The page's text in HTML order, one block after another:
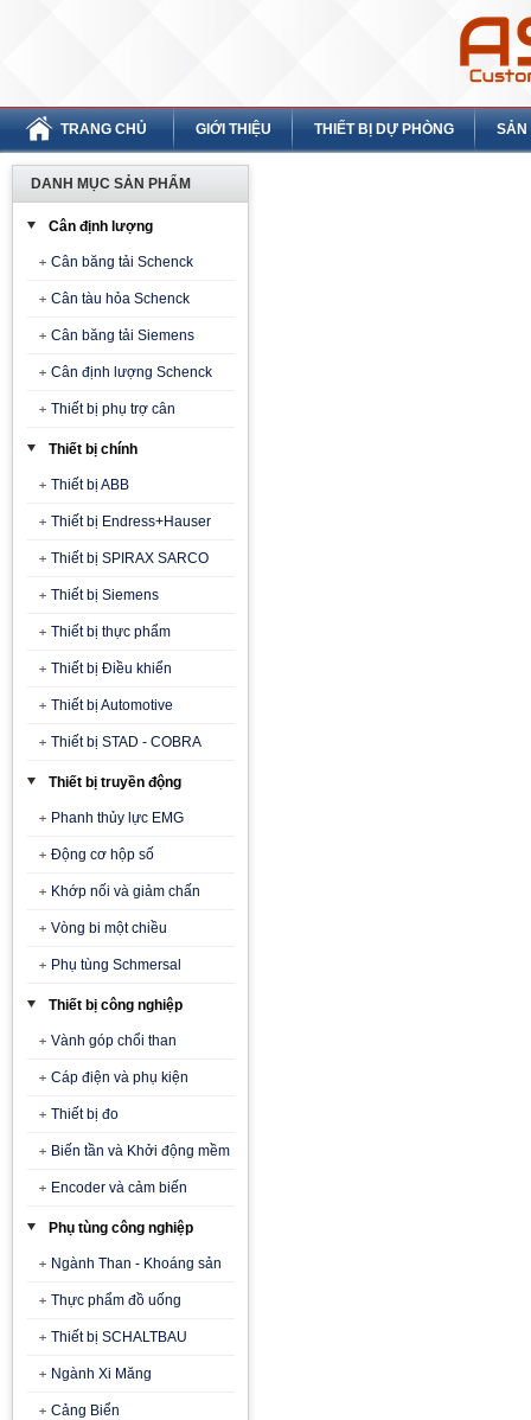
TRANG CHỦ GIỚI THIỆU THIẾT BỊ DỰ PHÒNG SẢN
DANH MỤC SẢN PHẨM
Cân định lượng
Cân băng tải Schenck
Cân tàu hỏa Schenck
Cân băng tải Siemens
Cân định lượng Schenck
Thiết bị phụ trợ cân
Thiết bị chính
Thiết bị ABB
Thiết bị Endress+Hauser
Thiết bị SPIRAX SARCO
Thiết bị Siemens
Thiết bị thực phẩm
Thiết bị Điều khiển
Thiết bị Automotive
Thiết bị STAD - COBRA
Thiết bị truyền động
Phanh thủy lực EMG
Động cơ hộp số
Khớp nối và giảm chấn
Vòng bi một chiều
Phụ tùng Schmersal
Thiết bị công nghiệp
Vành góp chổi than
Cáp điện và phụ kiện
Thiết bị đo
Biến tần và Khởi động mềm
Encoder và cảm biến
Phụ tùng công nghiệp
Ngành Than - Khoáng sản
Thực phẩm đồ uống
Thiết bị SCHALTBAU
Ngành Xi Măng
Cảng Biển